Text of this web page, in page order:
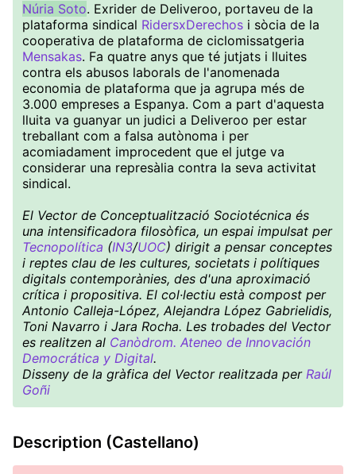
Núria Soto. Exrider de Deliveroo, portaveu de la
plataforma sindical RidersxDerechos i sòcia de la
cooperativa de plataforma de ciclomissatgeria
Mensakas. Fa quatre anys que té jutjats i lluites
contra els abusos laborals de l'anomenada
economia de plataforma que ja agrupa més de
3.000 empreses a Espanya. Com a part d'aquesta
lluita va guanyar un judici a Deliveroo per estar
treballant com a falsa autònoma i per
acomiadament improcedent que el jutge va
considerar una represàlia contra la seva activitat
sindical.
El Vector de Conceptualització Sociotécnica és
una intensificadora filosòfica, un espai impulsat per
Tecnopolítica (IN3/UOC) dirigit a pensar conceptes
i reptes clau de les cultures, societats i polítiques
digitals contemporànies, des d'una aproximació
crítica i propositiva. El col·lectiu està compost per
Antonio Calleja-López, Alejandra López Gabrielidis,
Toni Navarro i Jara Rocha. Les trobades del Vector
es realitzen al Canòdrom. Ateneo de Innovación
Democrática y Digital.
Disseny de la gràfica del Vector realitzada per Raúl
Goñi
Description (Castellano)